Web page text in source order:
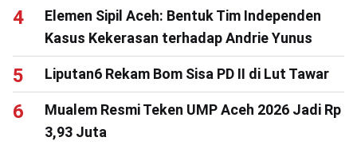
Elemen Sipil Aceh: Bentuk Tim Independen
Kasus Kekerasan terhadap Andrie Yunus
Liputan6 Rekam Bom Sisa PD II di Lut Tawar
Mualem Resmi Teken UMP Aceh 2026 Jadi Rp
3,93 Juta